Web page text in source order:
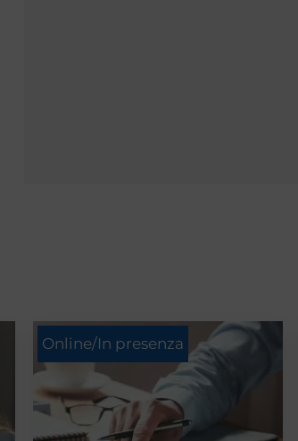
Online/In presenza